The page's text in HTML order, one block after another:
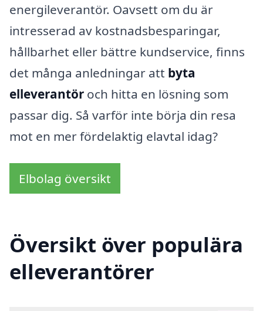
energileverantör. Oavsett om du är
intresserad av kostnadsbesparingar,
hållbarhet eller bättre kundservice, finns
det många anledningar att byta
elleverantör och hitta en lösning som
passar dig. Så varför inte börja din resa
mot en mer fördelaktig elavtal idag?
Elbolag översikt
Översikt över populära
elleverantörer